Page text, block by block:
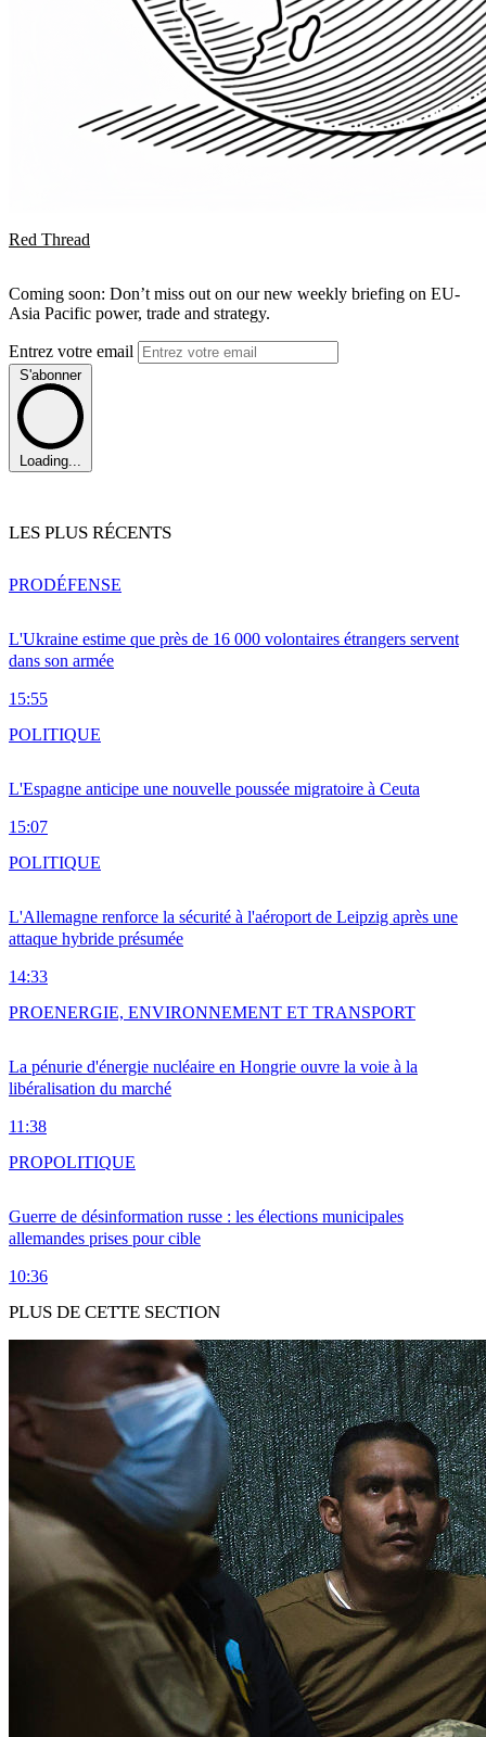
Red Thread
Coming soon: Don’t miss out on our new weekly briefing on EU-
Asia Pacific power, trade and strategy.
Entrez votre email
S'abonner
Loading...
LES PLUS RÉCENTS
L'Ukraine estime que près de 16 000 volontaires étrangers servent
dans son armée
15:55
PRODÉFENSE
L'Espagne anticipe une nouvelle poussée migratoire à Ceuta
15:07
POLITIQUE
L'Allemagne renforce la sécurité à l'aéroport de Leipzig après une
attaque hybride présumée
14:33
POLITIQUE
La pénurie d'énergie nucléaire en Hongrie ouvre la voie à la
libéralisation du marché
11:38
PROENERGIE, ENVIRONNEMENT ET TRANSPORT
Guerre de désinformation russe : les élections municipales
allemandes prises pour cible
10:36
PROPOLITIQUE
PLUS DE CETTE SECTION